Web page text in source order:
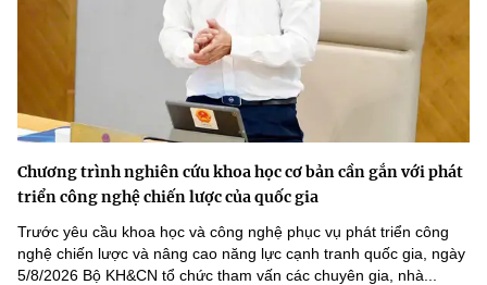
Chương trình nghiên cứu khoa học cơ bản cần gắn với phát
triển công nghệ chiến lược của quốc gia
Trước yêu cầu khoa học và công nghệ phục vụ phát triển công
nghệ chiến lược và nâng cao năng lực cạnh tranh quốc gia, ngày
5/8/2026 Bộ KH&CN tổ chức tham vấn các chuyên gia, nhà...